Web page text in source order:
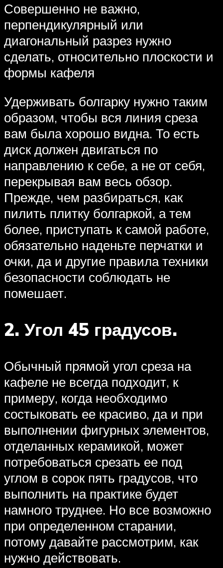
Совершенно не важно,
перпендикулярный или
диагональный разрез нужно
сделать, относительно плоскости и
формы кафеля
Удерживать болгарку нужно таким
образом, чтобы вся линия среза
вам была хорошо видна. То есть
диск должен двигаться по
направлению к себе, а не от себя,
перекрывая вам весь обзор.
Прежде, чем разбираться, как
пилить плитку болгаркой, а тем
более, приступать к самой работе,
обязательно наденьте перчатки и
очки, да и другие правила техники
безопасности соблюдать не
помешает.
2. Угол 45 градусов.
Обычный прямой угол среза на
кафеле не всегда подходит, к
примеру, когда необходимо
состыковать ее красиво, да и при
выполнении фигурных элементов,
отделанных керамикой, может
потребоваться срезать ее под
углом в сорок пять градусов, что
выполнить на практике будет
намного труднее. Но все возможно
при определенном старании,
потому давайте рассмотрим, как
нужно действовать.